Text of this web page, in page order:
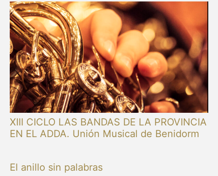
XIII CICLO LAS BANDAS DE LA PROVINCIA
EN EL ADDA. Unión Musical de Benidorm
El anillo sin palabras